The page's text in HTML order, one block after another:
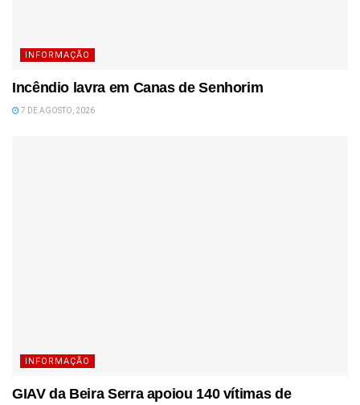
INFORMAÇÃO
Incêndio lavra em Canas de Senhorim
7 DE AGOSTO, 2026
INFORMAÇÃO
GIAV da Beira Serra apoiou 140 vítimas de